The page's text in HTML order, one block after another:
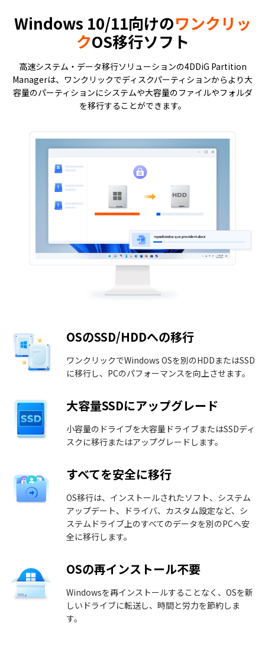
Windows 10/11向けのワンクリッ
クOS移行ソフト
高速システム・データ移行ソリューションの4DDiG Partition
Managerは、ワンクリックでディスクパーティションからより大
容量のパーティションにシステムや大容量のファイルやフォルダ
を移行することができます。
OSのSSD/HDDへの移行
ワンクリックでWindows OSを別のHDDまたはSSD
に移行し、PCのパフォーマンスを向上させます。
大容量SSDにアップグレード
小容量のドライブを大容量ドライブまたはSSDディ
スクに移行またはアップグレードします。
すべてを安全に移行
OS移行は、インストールされたソフト、システム
アップデート、ドライバ、カスタム設定など、シ
ステムドライブ上のすべてのデータを別のPCへ安
全に移行します。
OSの再インストール不要
Windowsを再インストールすることなく、OSを新
しいドライブに転送し、時間と労力を節約しま
す。